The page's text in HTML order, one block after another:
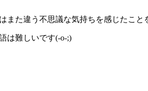
また違う不思議な気持ちを感じたこと
は難しいです(-o-;)